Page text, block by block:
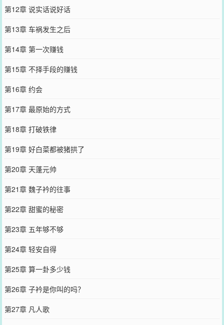
第12章 说实话说好话
第13章 车祸发生之后
第14章 第一次赚钱
第15章 不择手段的赚钱
第16章 约会
第17章 最原始的方式
第18章 打破铁律
第19章 好白菜都被猪拱了
第20章 天蓬元帅
第21章 魏子衿的往事
第22章 甜蜜的秘密
第23章 五年够不够
第24章 轻安自得
第25章 算一卦多少钱
第26章 子衿是你叫的吗？
第27章 凡人歌